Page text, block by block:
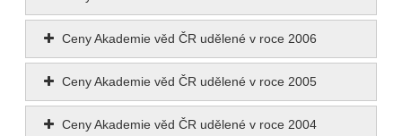
Ceny Akademie věd ČR udělené v roce 2006
Ceny Akademie věd ČR udělené v roce 2005
Ceny Akademie věd ČR udělené v roce 2004